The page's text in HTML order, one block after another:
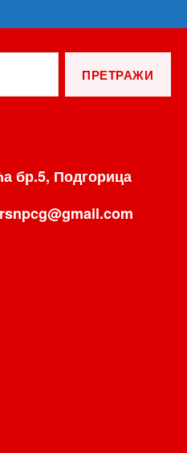
бр.5, Подгорица